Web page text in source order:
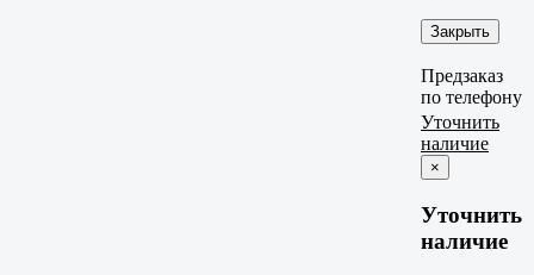
Закрыть
Предзаказ
по телефону
Уточнить
наличие
×
Уточнить
наличие